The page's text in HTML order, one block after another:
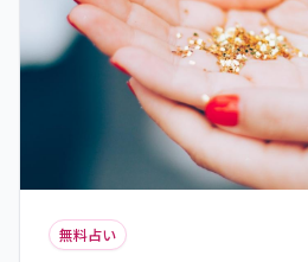
無料占い